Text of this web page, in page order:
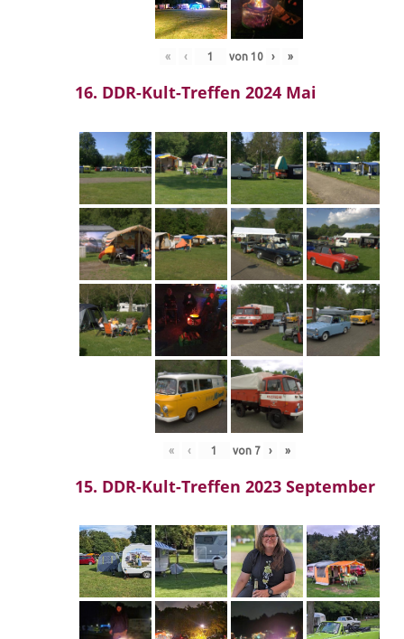
« ‹ von 10 › »
16. DDR-Kult-Treffen 2024 Mai
« ‹ von 7 › »
15. DDR-Kult-Treffen 2023 September